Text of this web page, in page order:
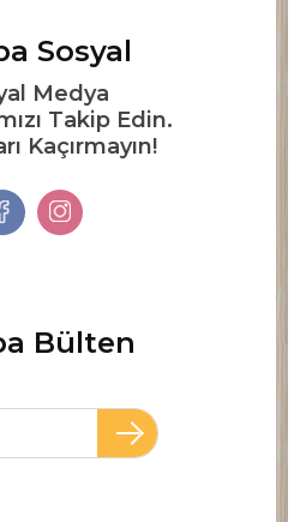
Sosyal
Medya
Takip Edin.
Kaçırmayın!
Bülten